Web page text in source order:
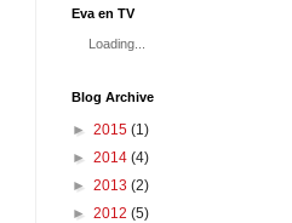
Eva en TV
Loading...
Blog Archive
► 2015 (1)
► 2014 (4)
► 2013 (2)
► 2012 (5)